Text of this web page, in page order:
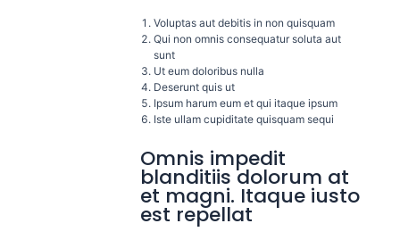
Voluptas aut debitis in non quisquam
Qui non omnis consequatur soluta aut
sunt
Ut eum doloribus nulla
Deserunt quis ut
Ipsum harum eum et qui itaque ipsum
Iste ullam cupiditate quisquam sequi
Omnis impedit
blanditiis dolorum at
et magni. Itaque iusto
est repellat